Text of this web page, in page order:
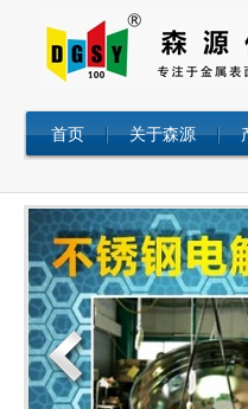
首页 关于森源